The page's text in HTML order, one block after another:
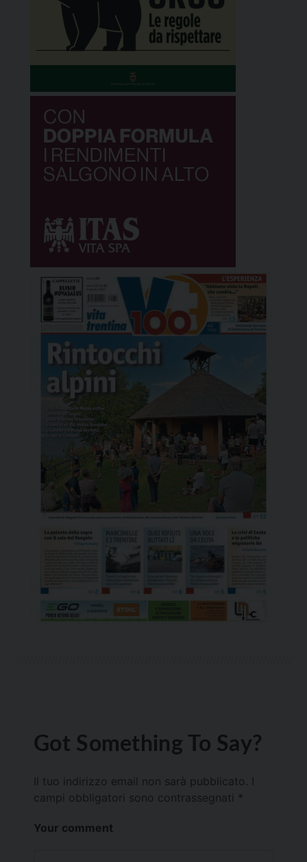
Got Something To Say?
Il tuo indirizzo email non sarà pubblicato.
campi obbligatori sono contrassegnati *
Your comment